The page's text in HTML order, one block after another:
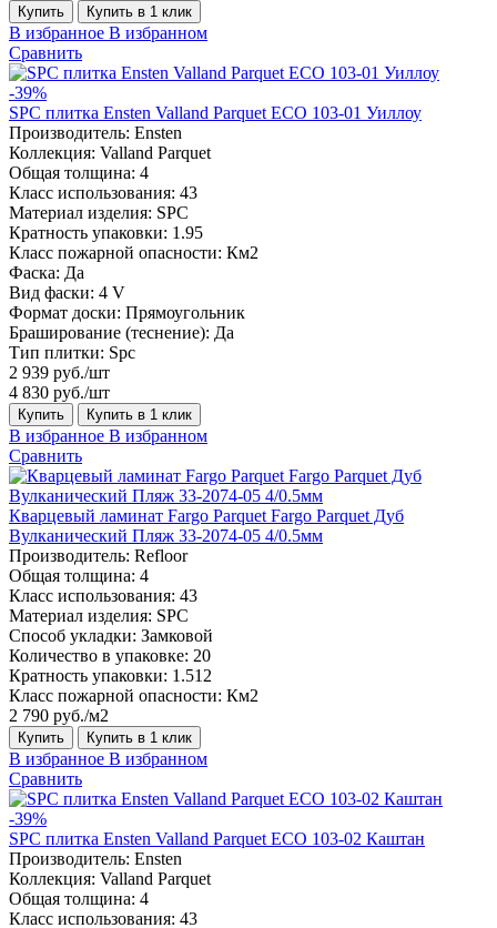
Купить Купить в 1 клик
В избранное В избранном
Сравнить
-39%
SPC плитка Ensten Valland Parquet ECO 103-01 Уиллоу
Производитель: Ensten
Коллекция: Valland Parquet
Общая толщина: 4
Класс использования: 43
Материал изделия: SPC
Кратность упаковки: 1.95
Класс пожарной опасности: Км2
Фаска: Да
Вид фаски: 4 V
Формат доски: Прямоугольник
Браширование (теснение): Да
Тип плитки: Spc
2 939 руб./шт
4 830 руб./шт
Купить Купить в 1 клик
В избранное В избранном
Сравнить
Кварцевый ламинат Fargo Parquet Fargo Parquet Дуб
Вулканический Пляж 33-2074-05 4/0.5мм
Производитель: Refloor
Общая толщина: 4
Класс использования: 43
Материал изделия: SPC
Способ укладки: Замковой
Количество в упаковке: 20
Кратность упаковки: 1.512
Класс пожарной опасности: Км2
2 790 руб./м2
Купить Купить в 1 клик
В избранное В избранном
Сравнить
-39%
SPC плитка Ensten Valland Parquet ECO 103-02 Каштан
Производитель: Ensten
Коллекция: Valland Parquet
Общая толщина: 4
Класс использования: 43